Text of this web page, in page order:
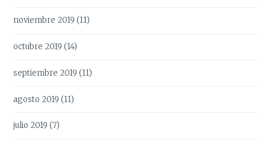
noviembre 2019 (11)
octubre 2019 (14)
septiembre 2019 (11)
agosto 2019 (11)
julio 2019 (7)